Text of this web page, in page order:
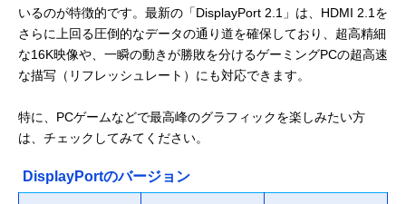
いるのが特徴的です。最新の「DisplayPort 2.1」は、HDMI 2.1を
さらに上回る圧倒的なデータの通り道を確保しており、超高精細
な16K映像や、一瞬の動きが勝敗を分けるゲーミングPCの超高速
な描写（リフレッシュレート）にも対応できます。
特に、PCゲームなどで最高峰のグラフィックを楽しみたい方
は、チェックしてみてください。
DisplayPortのバージョン